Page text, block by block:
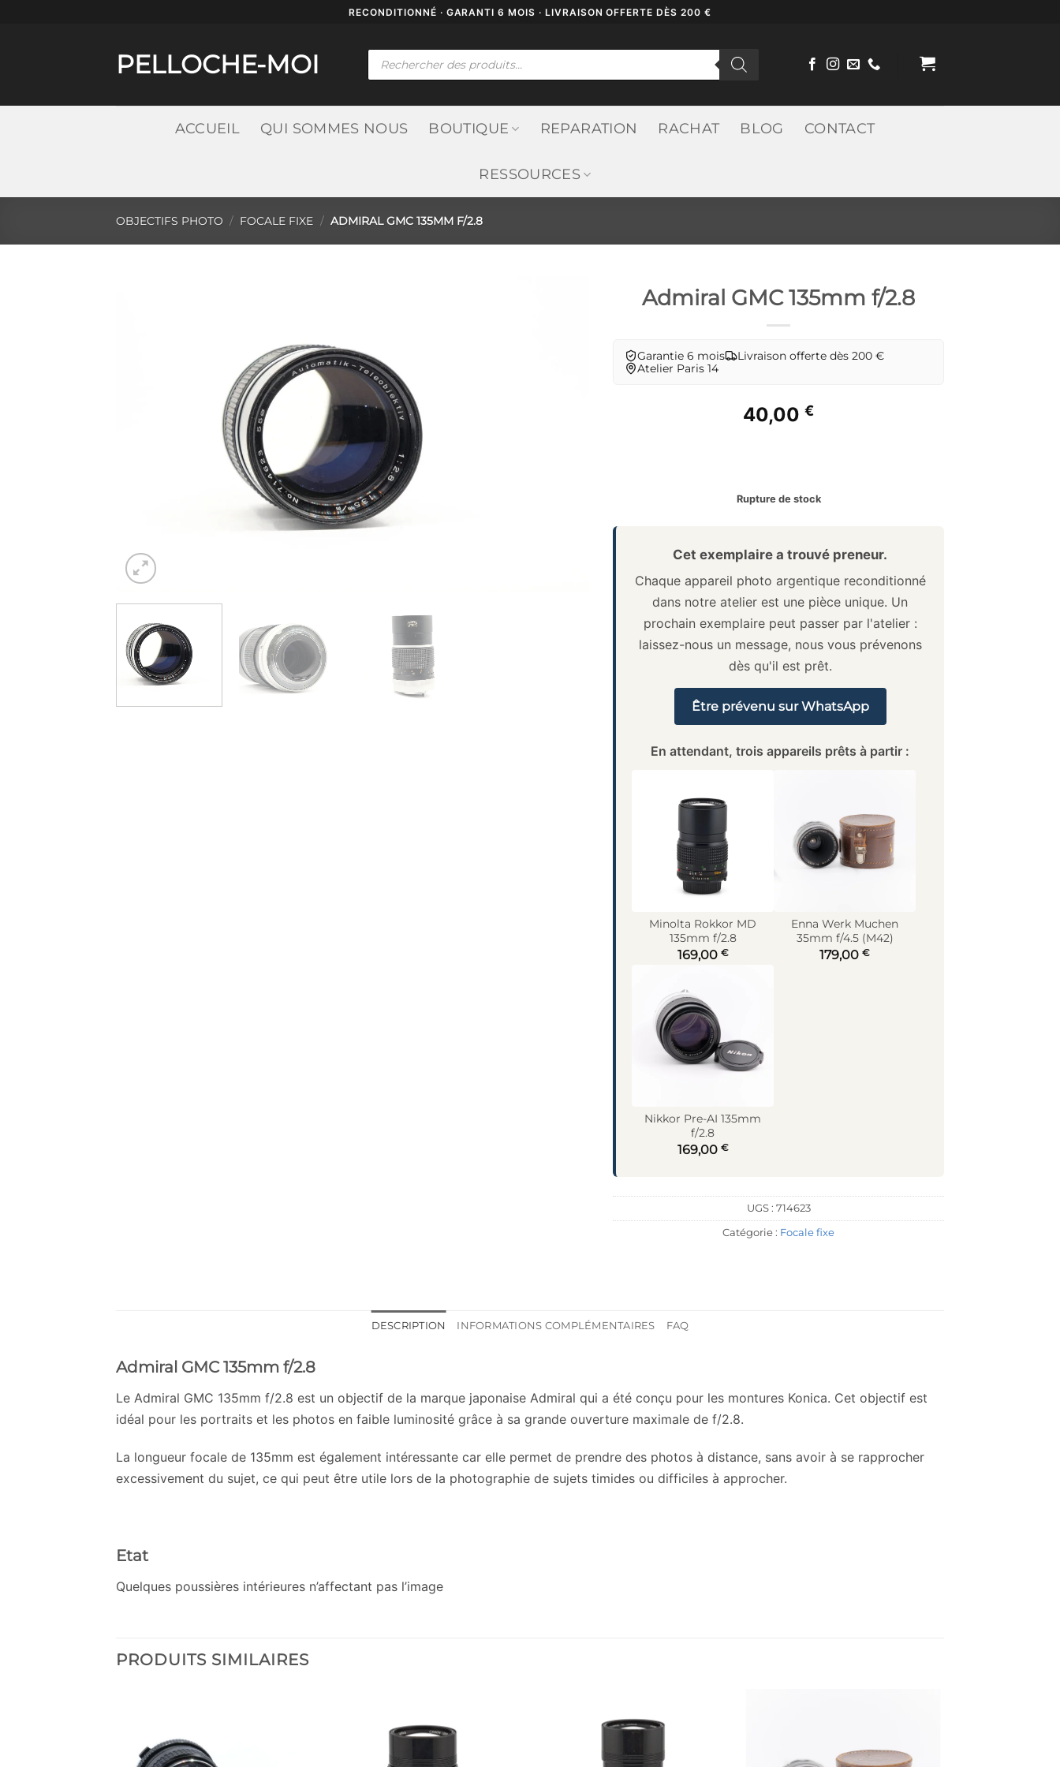
RECONDITIONNÉ · GARANTI 6 MOIS · LIVRAISON OFFERTE DÈS 200 €
PELLOCHE-MOI
Recherche
ACCUEIL QUI SOMMES NOUS BOUTIQUE REPARATION RACHAT BLOG CONTACT
RESSOURCES
OBJECTIFS PHOTO / FOCALE FIXE / ADMIRAL GMC 135MM F/2.8
Admiral GMC 135mm f/2.8
Garantie 6 mois
Livraison offerte dès 200 €
Atelier Paris 14
40,00 €
Rupture de stock
Cet exemplaire a trouvé preneur.
Chaque appareil photo argentique reconditionné
dans notre atelier est une pièce unique. Un
prochain exemplaire peut passer par l'atelier :
laissez-nous un message, nous vous prévenons
dès qu'il est prêt.
Être prévenu sur WhatsApp
En attendant, trois appareils prêts à partir :
Minolta Rokkor MD
135mm f/2.8
169,00 €
Enna Werk Muchen
35mm f/4.5 (M42)
179,00 €
Nikkor Pre-AI 135mm
f/2.8
169,00 €
UGS : 714623
Catégorie : Focale fixe
DESCRIPTION INFORMATIONS COMPLÉMENTAIRES FAQ
Admiral GMC 135mm f/2.8
Le Admiral GMC 135mm f/2.8 est un objectif de la marque japonaise Admiral qui a été conçu pour les montures Konica. Cet objectif est
idéal pour les portraits et les photos en faible luminosité grâce à sa grande ouverture maximale de f/2.8.
La longueur focale de 135mm est également intéressante car elle permet de prendre des photos à distance, sans avoir à se rapprocher
excessivement du sujet, ce qui peut être utile lors de la photographie de sujets timides ou difficiles à approcher.
Etat
Quelques poussières intérieures n’affectant pas l’image
PRODUITS SIMILAIRES